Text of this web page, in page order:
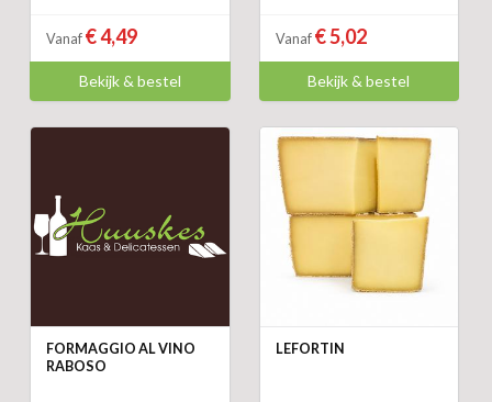
Vanaf € 4,49
Bekijk & bestel
Vanaf € 5,02
Bekijk & bestel
FORMAGGIO AL VINO
RABOSO
LEFORTIN